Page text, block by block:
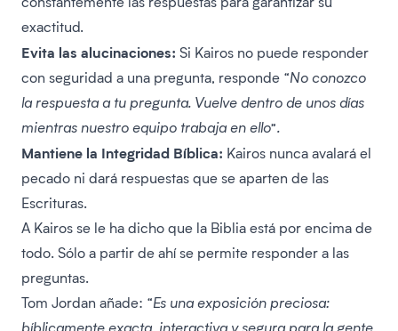
exactitud.
Evita las alucinaciones: Si Kairos no puede responder
con seguridad a una pregunta, responde “No conozco
la respuesta a tu pregunta. Vuelve dentro de unos días
mientras nuestro equipo trabaja en ello”.
Mantiene la Integridad Bíblica: Kairos nunca avalará el
pecado ni dará respuestas que se aparten de las
Escrituras.
A Kairos se le ha dicho que la Biblia está por encima de
todo. Sólo a partir de ahí se permite responder a las
preguntas.
Tom Jordan añade: “Es una exposición preciosa:
bíblicamente exacta, interactiva y segura para la gente